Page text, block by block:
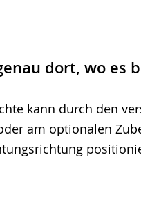
dort, wo es
kann durch den
am optionalen